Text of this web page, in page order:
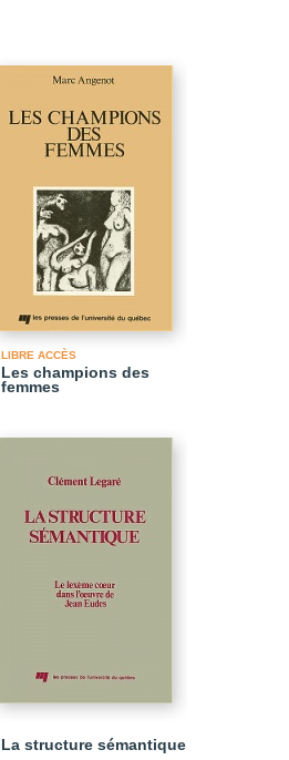
LIBRE ACCÈS
Les champions des
femmes
La structure sémantique